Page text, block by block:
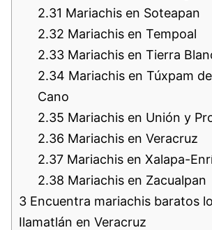
2.31 Mariachis en Soteapan
2.32 Mariachis en Tempoal
2.33 Mariachis en Tierra
2.34 Mariachis en Túxpam
Cano
2.35 Mariachis en Unión y
2.36 Mariachis en Veracruz
2.37 Mariachis en Xalapa-
2.38 Mariachis en Zacualpan
3 Encuentra mariachis baratos
Ilamatlán en Veracruz